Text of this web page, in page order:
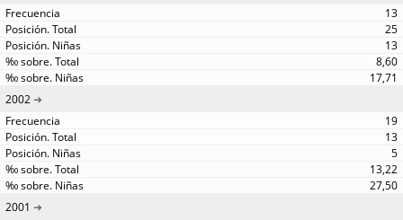
13
25
13
8,60
17,71
2002
19
13
5
13,22
27,50
2001